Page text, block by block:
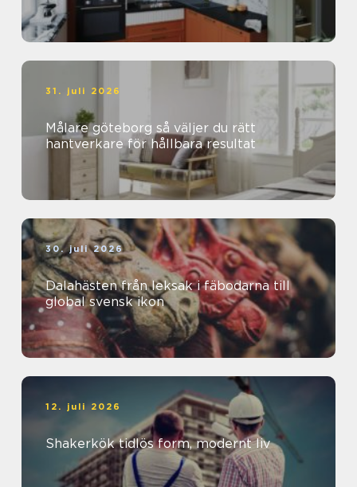
31. juli 2026
Målare göteborg så väljer du rätt
hantverkare för hållbara resultat
30. juli 2026
Dalahästen från leksak i fäbodarna till
global svensk ikon
12. juli 2026
Shakerkök tidlös form, modernt liv